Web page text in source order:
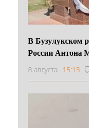
В Бузулукском
России Антона
8 августа 15:13